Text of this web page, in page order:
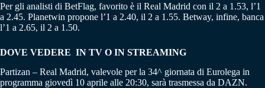
Per gli analisti di BetFlag, favorito è il Real Madrid con il 2 a 1.53, l’1
a 2.45. Planetwin propone l’1 a 2.40, il 2 a 1.55. Betway, infine, banca
l’1 a 2.65, il 2 a 1.50.
DOVE VEDERE IN TV O IN STREAMING
Partizan – Real Madrid, valevole per la 34^ giornata di Eurolega in
programma giovedì 10 aprile alle 20:30, sarà trasmessa da DAZN.